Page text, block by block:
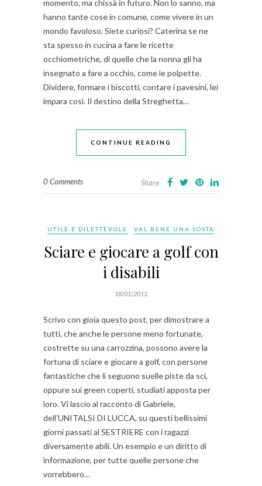
momento, ma chissà in futuro. Non lo sanno, ma
hanno tante cose in comune, come vivere in un
mondo favoloso. Siete curiosi? Caterina se ne
sta spesso in cucina a fare le ricette
occhiometriche, di quelle che la nonna gli ha
insegnato a fare a occhio, come le polpette.
Dividere, formare i biscotti, contare i pavesini, lei
impara così. Il destino della Streghetta…
CONTINUE READING
0 Comments Share
UTILE E DILETTEVOLE VAL BENE UNA SOSTA
Sciare e giocare a golf con
i disabili
18/01/2011
Scrivo con gioia questo post, per dimostrare a
tutti, che anche le persone meno fortunate,
costrette su una carrozzina, possono avere la
fortuna di sciare e giocare a golf, con persone
fantastiche che li seguono suelle piste da sci,
oppure sui green coperti, studiati apposta per
loro. Vi lascio al racconto di Gabriele,
dell’UNITALSI DI LUCCA, su questi bellissimi
giorni passati al SESTRIERE con i ragazzi
diversamente abili. Un esempio e un diritto di
informazione, per tutte quelle persone che
vorrebbero…